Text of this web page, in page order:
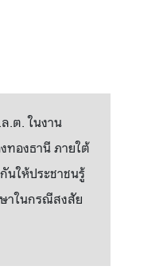
.ต. ในงาน
ทองธานี ภายใต้
นให้ประชาชนรู้
าในกรณีสงสัย